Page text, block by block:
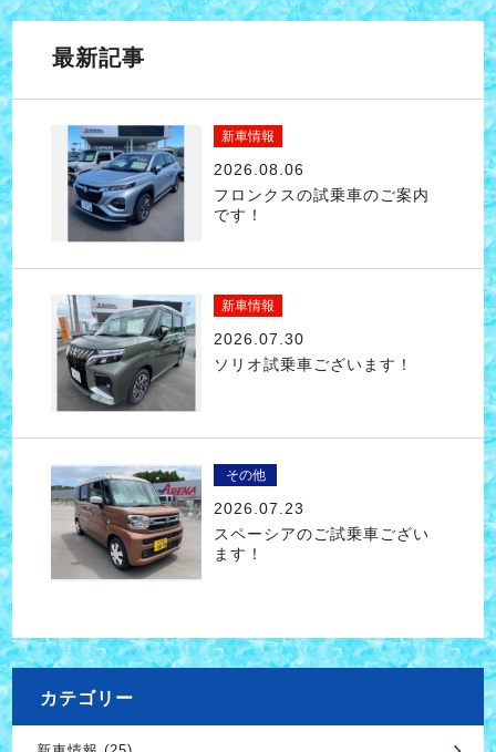
最新記事
新車情報
2026.08.06
フロンクスの試乗車のご案内
です！
新車情報
2026.07.30
ソリオ試乗車ございます！
その他
2026.07.23
スペーシアのご試乗車ござい
ます！
カテゴリー